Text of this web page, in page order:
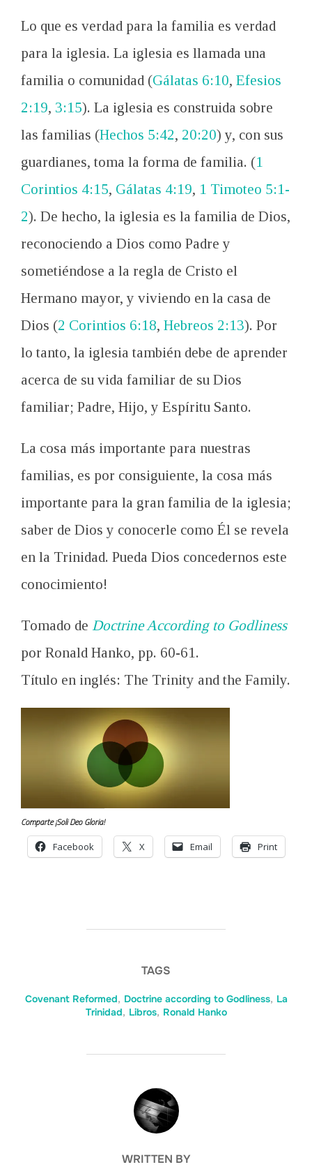
Lo que es verdad para la familia es verdad
para la iglesia. La iglesia es llamada una
familia o comunidad (Gálatas 6:10, Efesios
2:19, 3:15). La iglesia es construida sobre
las familias (Hechos 5:42, 20:20) y, con sus
guardianes, toma la forma de familia. (1
Corintios 4:15, Gálatas 4:19, 1 Timoteo 5:1-
2). De hecho, la iglesia es la familia de Dios,
reconociendo a Dios como Padre y
sometiéndose a la regla de Cristo el
Hermano mayor, y viviendo en la casa de
Dios (2 Corintios 6:18, Hebreos 2:13). Por
lo tanto, la iglesia también debe de aprender
acerca de su vida familiar de su Dios
familiar; Padre, Hijo, y Espíritu Santo.
La cosa más importante para nuestras
familias, es por consiguiente, la cosa más
importante para la gran familia de la iglesia;
saber de Dios y conocerle como Él se revela
en la Trinidad. Pueda Dios concedernos este
conocimiento!
Tomado de Doctrine According to Godliness
por Ronald Hanko, pp. 60-61.
Título en inglés: The Trinity and the Family.
Comparte ¡Soli Deo Gloria!
Facebook X Email Print
TAGS
Covenant Reformed, Doctrine according to Godliness, La
Trinidad, Libros, Ronald Hanko
POST AUTHOR
WRITTEN BY